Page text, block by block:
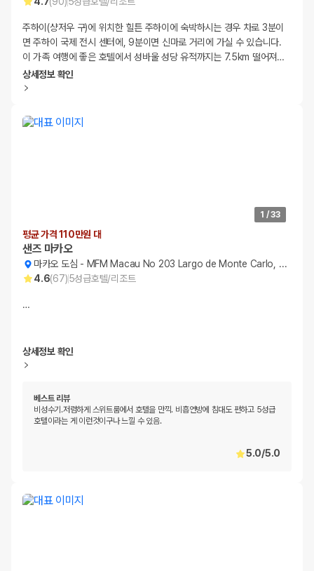
주하이(샹저우 구)에 위치한 힐튼 주하이에 숙박하시는 경우 차로 3분이
면 주하이 국제 전시 센터에, 9분이면 신마로 거리에 가실 수 있습니다.
이 가족 여행에 좋은 호텔에서 성바울 성당 유적까지는 7.5km 떨어져…
상세정보 확인
1 /33
평균 가격 110만원 대
샌즈 마카오
마카오 도심 - MFM Macau No 203 Largo de Monte Carlo, 203
4.6(67)5성급호텔/리조트
…
상세정보 확인
베스트 리뷰
비성수기.저렴하게 스위트룸에서 호텔을 만끽. 비흡연방에 침대도 편하고 5성급
호텔이라는 게 이런것이구나 느낄 수 있음.
5.0/5.0